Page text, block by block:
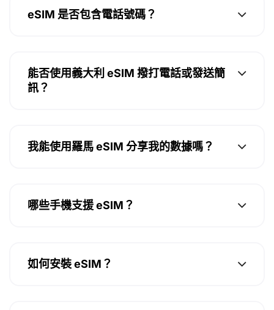
eSIM 是否包含電話號碼？
能否使用義大利 eSIM 撥打電話或發送簡
訊？
我能使用羅馬 eSIM 分享我的數據嗎？
哪些手機支援 eSIM？
如何安裝 eSIM？